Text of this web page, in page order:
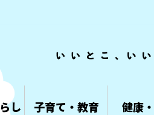
し 子育て・教育 健康